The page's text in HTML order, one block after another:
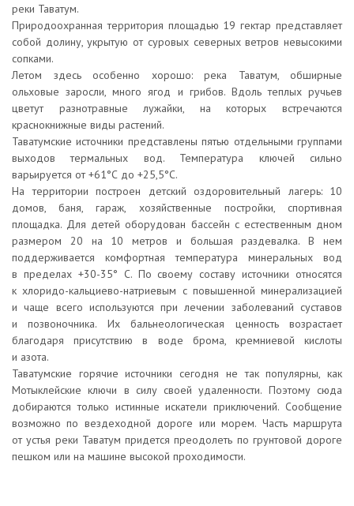
реки Таватум.
Природоохранная территория площадью 19 гектар представляет
собой долину, укрытую от суровых северных ветров невысокими
сопками.
Летом здесь особенно хорошо: река Таватум, обширные
ольховые заросли, много ягод и грибов. Вдоль теплых ручьев
цветут разнотравные лужайки, на которых встречаются
краснокнижные виды растений.
Таватумские источники представлены пятью отдельными группами
выходов термальных вод. Температура ключей сильно
варьируется от +61°С до +25,5°С.
На территории построен детский оздоровительный лагерь: 10
домов, баня, гараж, хозяйственные постройки, спортивная
площадка. Для детей оборудован бассейн с естественным дном
размером 20 на 10 метров и большая раздевалка. В нем
поддерживается комфортная температура минеральных вод
в пределах +30-35° С. По своему составу источники относятся
к хлоридо-кальциево-натриевым с повышенной минерализацией
и чаще всего используются при лечении заболеваний суставов
и позвоночника. Их бальнеологическая ценность возрастает
благодаря присутствию в воде брома, кремниевой кислоты
и азота.
Таватумские горячие источники сегодня не так популярны, как
Мотыклейские ключи в силу своей удаленности. Поэтому сюда
добираются только истинные искатели приключений. Сообщение
возможно по вездеходной дороге или морем. Часть маршрута
от устья реки Таватум придется преодолеть по грунтовой дороге
пешком или на машине высокой проходимости.